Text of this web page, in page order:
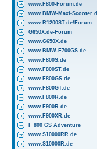
www.F800-Forum.de
www.BMW-Maxi-
www.R1200ST.de/Forum
G650X.de-Forum
www.G650X.de
www.BMW-F700GS.de
www.F800S.de
www.F800ST.de
www.F800GS.de
www.F800GT.de
www.F800R.de
www.F900R.de
www.F900XR.de
F 800 GS Adventure
www.S10000RR.de
www.S10000R.de